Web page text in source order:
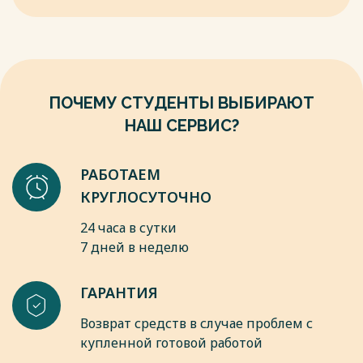
Волжское книжное изд – во, 1988. - 80 с.
и гуманистическая психология: возможные точки схода.
психическая функция / Е.Л. Бережковская, Н.Г. Радинская //
Вестник РГГУ.- 2006. №1. – С.126–145
труды / А. А. Бодалев. Изд. 2-е перераб. – М.: МПА, 1995. -
328с.
7. Бодалев, А. А. О взаимосвязи общения и отношения / А.А.
Вопросы психологии. – 1994. - №1. – С.122 - 127
8. Бойко, В. В. Энергия эмоций в общении: взгляд на себя и
В.В. Бойко. М.: Инф. – изд. дом « Филинъ», I996. – 472с.
9. Василькова, А. П. Эмпатия как один из специфических
критериев
профессиональной пригодности будущих специалистов-
ПОЧЕМУ СТУДЕНТЫ ВЫБИРАЮТ
НАШ СЕРВИС?
РАБОТАЕМ
КРУГЛОСУТОЧНО
24 часа в сутки
7 дней в неделю
ГАРАНТИЯ
Возврат средств в случае проблем с
купленной готовой работой